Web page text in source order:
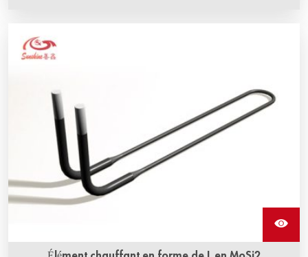
corrosion et à l'oxydation sont les avantages les plus
évidents de l'élément chauffant en Mosi2 en forme droite